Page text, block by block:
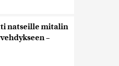
natseille mitalin
–